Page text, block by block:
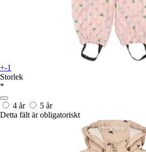
+-1
Storlek
*
4 år
5 år
Detta fält är obligatoriskt